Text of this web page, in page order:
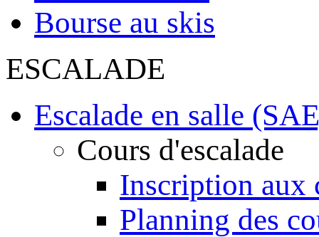
Bourse au skis
ESCALADE
Escalade en salle
Cours d'escalade
Inscription aux
Planning des